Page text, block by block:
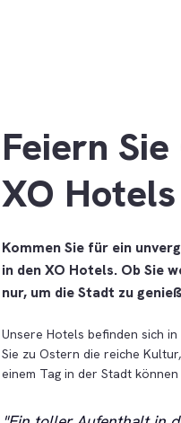
Feiern
XO Hotels
Kommen Sie für ein
in den XO Hotels. Ob Sie
nur, um die Stadt zu
Unsere Hotels befinden sich
Sie zu Ostern die reiche
einem Tag in der Stadt